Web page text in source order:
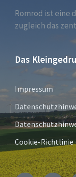
Romrod ist eine
zugleich das
Das
Impressum
Cookie-Richtlinie